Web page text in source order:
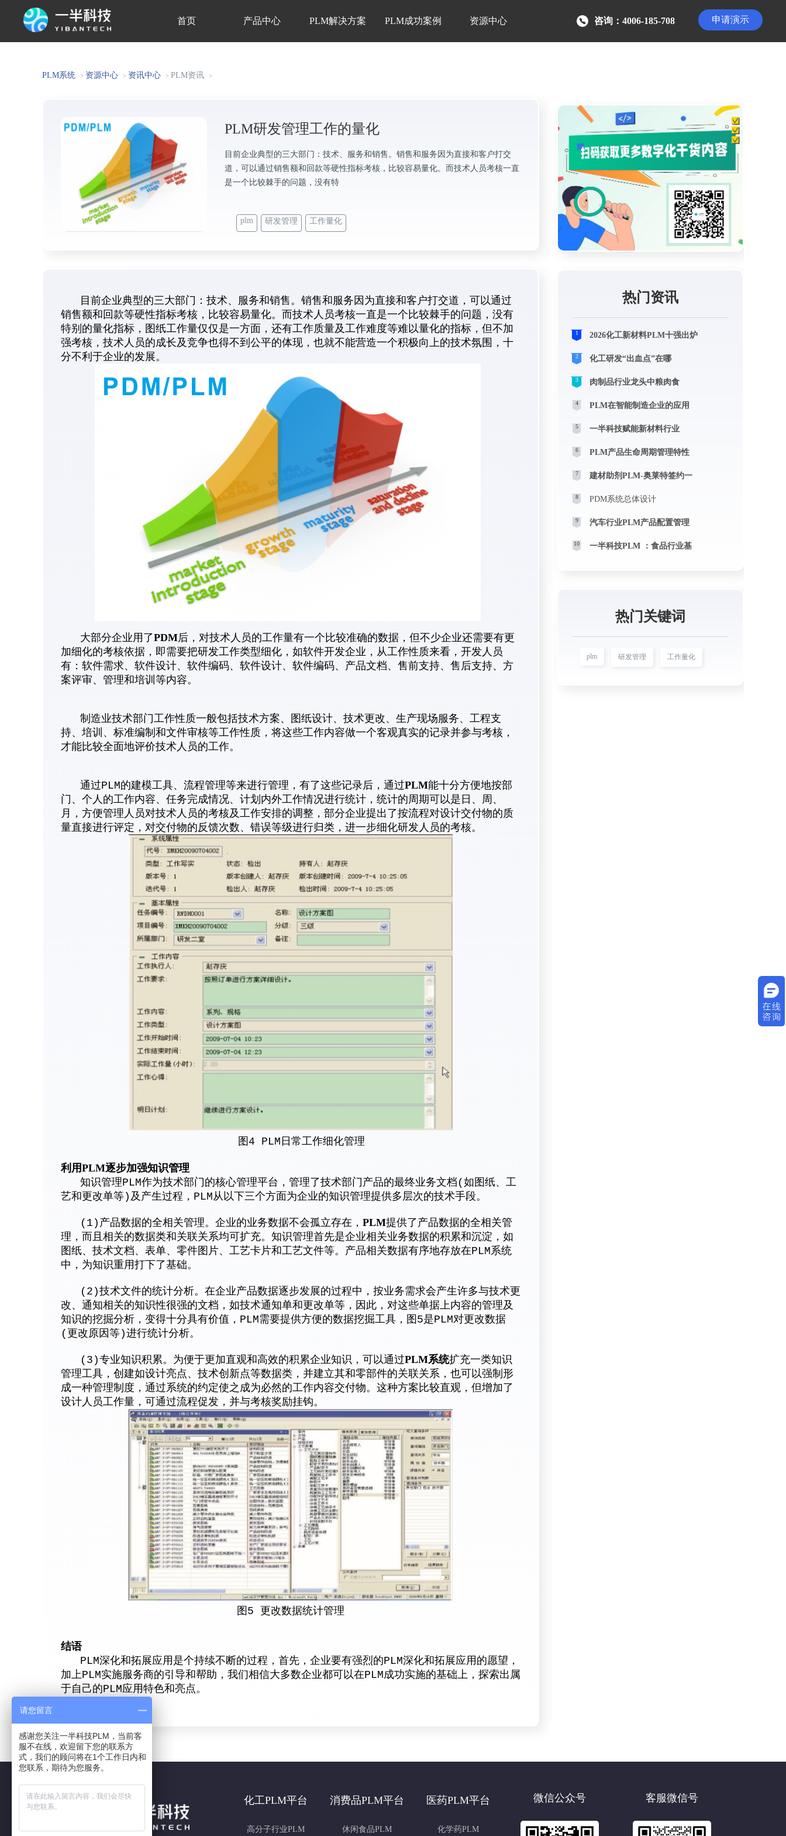
首页 产品中心 PLM解决方案 PLM成功案例 资源中心 申请演示
咨询：4006-185-708
PLM系统 > 资源中心 > 资讯中心 > PLM资讯 >
PLM研发管理工作的量化
目前企业典型的三大部门：技术、服务和销售。销售和服务因为直接和客户打交
道，可以通过销售额和回款等硬性指标考核，比较容易量化。而技术人员考核一直
是一个比较棘手的问题，没有特
plm 研发管理 工作量化
目前企业典型的三大部门：技术、服务和销售。销售和服务因为直接和客户打交道，可以通过
销售额和回款等硬性指标考核，比较容易量化。而技术人员考核一直是一个比较棘手的问题，没有
特别的量化指标，图纸工作量仅仅是一方面，还有工作质量及工作难度等难以量化的指标，但不加
强考核，技术人员的成长及竞争也得不到公平的体现，也就不能营造一个积极向上的技术氛围，十
分不利于企业的发展。
大部分企业用了PDM后，对技术人员的工作量有一个比较准确的数据，但不少企业还需要有更
加细化的考核依据，即需要把研发工作类型细化，如软件开发企业，从工作性质来看，开发人员
有：软件需求、软件设计、软件编码、软件设计、软件编码、产品文档、售前支持、售后支持、方
案评审、管理和培训等内容。
制造业技术部门工作性质一般包括技术方案、图纸设计、技术更改、生产现场服务、工程支
持、培训、标准编制和文件审核等工作性质，将这些工作内容做一个客观真实的记录并参与考核，
才能比较全面地评价技术人员的工作。
通过PLM的建模工具、流程管理等来进行管理，有了这些记录后，通过PLM能十分方便地按部
门、个人的工作内容、任务完成情况、计划内外工作情况进行统计，统计的周期可以是日、周、
月，方便管理人员对技术人员的考核及工作安排的调整，部分企业提出了按流程对设计交付物的质
量直接进行评定，对交付物的反馈次数、错误等级进行归类，进一步细化研发人员的考核。
图4 PLM日常工作细化管理
利用PLM逐步加强知识管理
知识管理PLM作为技术部门的核心管理平台，管理了技术部门产品的最终业务文档(如图纸、工
艺和更改单等)及产生过程，PLM从以下三个方面为企业的知识管理提供多层次的技术手段。
(1)产品数据的全相关管理。企业的业务数据不会孤立存在， PLM提供了产品数据的全相关管
理，而且相关的数据类和关联关系均可扩充。知识管理首先是企业相关业务数据的积累和沉淀，如
图纸、技术文档、表单、零件图片、工艺卡片和工艺文件等。产品相关数据有序地存放在PLM系统
中，为知识重用打下了基础。
(2)技术文件的统计分析。在企业产品数据逐步发展的过程中，按业务需求会产生许多与技术更
改、通知相关的知识性很强的文档，如技术通知单和更改单等，因此，对这些单据上内容的管理及
知识的挖掘分析，变得十分具有价值，PLM需要提供方便的数据挖掘工具，图5是PLM对更改数据
(更改原因等)进行统计分析。
(3)专业知识积累。为便于更加直观和高效的积累企业知识，可以通过PLM系统扩充一类知识
管理工具，创建如设计亮点、技术创新点等数据类，并建立其和零部件的关联关系，也可以强制形
成一种管理制度，通过系统的约定使之成为必然的工作内容交付物。这种方案比较直观，但增加了
设计人员工作量，可通过流程促发，并与考核奖励挂钩。
图5 更改数据统计管理
结语
PLM深化和拓展应用是个持续不断的过程，首先，企业要有强烈的PLM深化和拓展应用的愿望，
加上PLM实施服务商的引导和帮助，我们相信大多数企业都可以在PLM成功实施的基础上，探索出属
于自己的PLM应用特色和亮点。
热门资讯
1 2026化工新材料PLM十强出炉
2 化工研发“出血点”在哪
3 肉制品行业龙头中粮肉食
4 PLM在智能制造企业的应用
5 一半科技赋能新材料行业
6 PLM产品生命周期管理特性
7 建材助剂PLM-奥莱特签约一
8 PDM系统总体设计
9 汽车行业PLM产品配置管理
10 一半科技PLM ：食品行业基
热门关键词
plm 研发管理 工作量化
化工PLM平台
高分子行业PLM
消费品PLM平台
休闲食品PLM
医药PLM平台
化学药PLM
微信公众号 客服微信号
请您留言
感谢您关注一半科技PLM，当前客
服不在线，欢迎留下您的联系方
式，我们的顾问将在1个工作日内和
您联系，期待为您服务。